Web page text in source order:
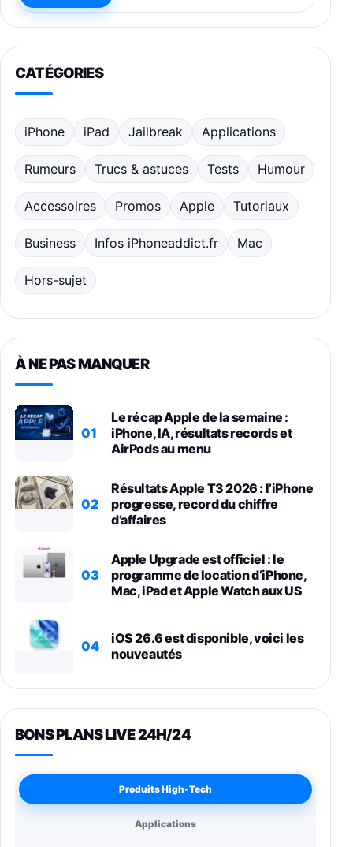
CATÉGORIES
iPhone iPad Jailbreak Applications
Rumeurs Trucs & astuces Tests Humour
Accessoires Promos Apple Tutoriaux
Business Infos iPhoneaddict.fr Mac
Hors-sujet
À NE PAS MANQUER
01
Le récap Apple de la semaine :
iPhone, IA, résultats records et
AirPods au menu
02
Résultats Apple T3 2026 : l’iPhone
progresse, record du chiffre
d’affaires
03
Apple Upgrade est officiel : le
programme de location d’iPhone,
Mac, iPad et Apple Watch aux US
04
iOS 26.6 est disponible, voici les
nouveautés
BONS PLANS LIVE 24H/24
Produits High-Tech
Applications